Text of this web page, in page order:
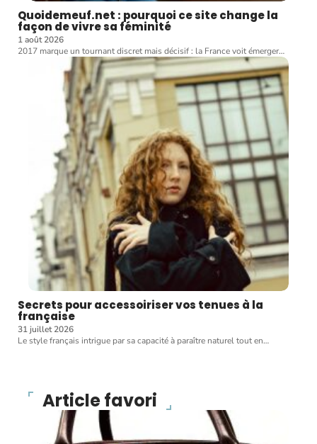
Quoidemeuf.net : pourquoi ce site change la
façon de vivre sa féminité
1 août 2026
2017 marque un tournant discret mais décisif : la France voit émerger…
Secrets pour accessoiriser vos tenues à la
française
31 juillet 2026
Le style français intrigue par sa capacité à paraître naturel tout en…
Article favori